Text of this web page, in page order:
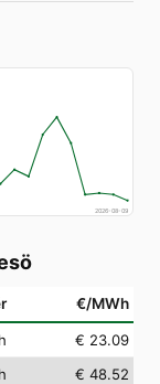
2026-08-09
€/MWh
€ 23.09
€ 48.52